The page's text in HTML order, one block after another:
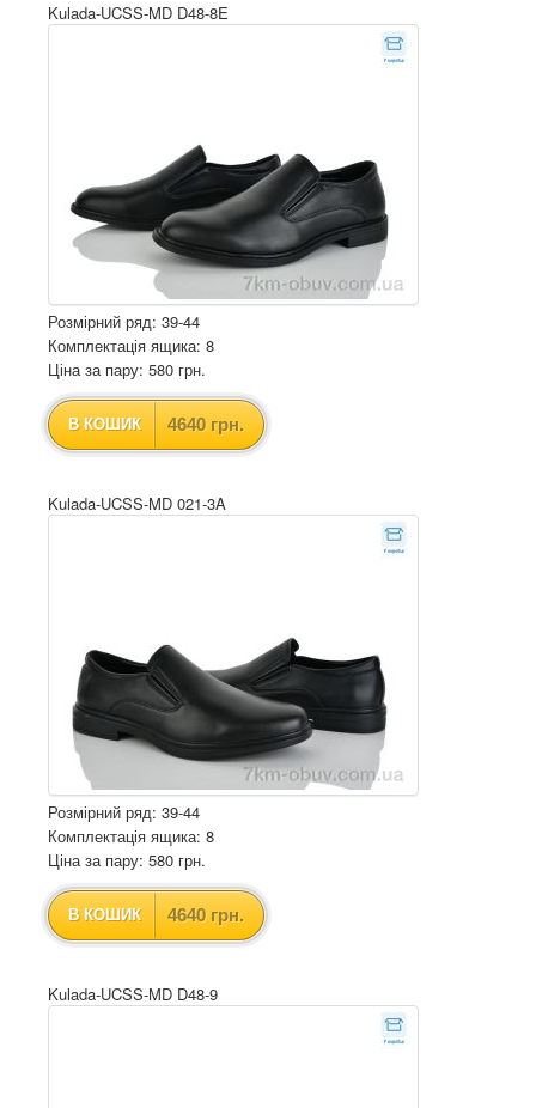
Kulada-UCSS-MD D48-8E
Розмірний ряд: 39-44
Комплектація ящика: 8
Ціна за пару: 580 грн.
В КОШИК 4640 грн.
Kulada-UCSS-MD 021-3A
Розмірний ряд: 39-44
Комплектація ящика: 8
Ціна за пару: 580 грн.
В КОШИК 4640 грн.
Kulada-UCSS-MD D48-9